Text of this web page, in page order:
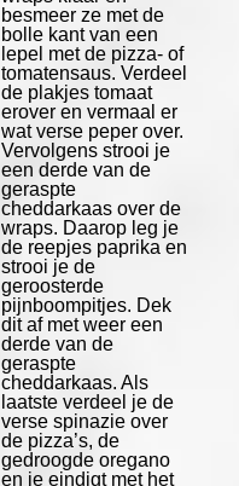
besmeer ze met de
bolle kant van een
lepel met de pizza- of
tomatensaus. Verdeel
de plakjes tomaat
erover en vermaal er
wat verse peper over.
Vervolgens strooi je
een derde van de
geraspte
cheddarkaas over de
wraps. Daarop leg je
de reepjes paprika en
strooi je de
geroosterde
pijnboompitjes. Dek
dit af met weer een
derde van de
geraspte
cheddarkaas. Als
laatste verdeel je de
verse spinazie over
de pizza’s, de
gedroogde oregano
en je eindigt met het